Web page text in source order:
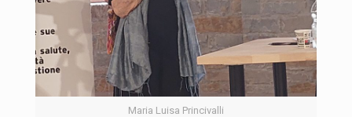
Maria Luisa Princivalli